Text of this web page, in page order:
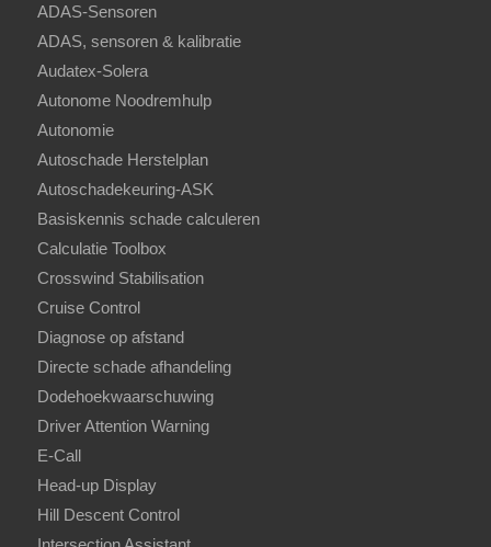
ADAS-Sensoren
ADAS, sensoren & kalibratie
Audatex-Solera
Autonome Noodremhulp
Autonomie
Autoschade Herstelplan
Autoschadekeuring-ASK
Basiskennis schade calculeren
Calculatie Toolbox
Crosswind Stabilisation
Cruise Control
Diagnose op afstand
Directe schade afhandeling
Dodehoekwaarschuwing
Driver Attention Warning
E-Call
Head-up Display
Hill Descent Control